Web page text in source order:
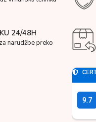
24/48H
narudžbe preko